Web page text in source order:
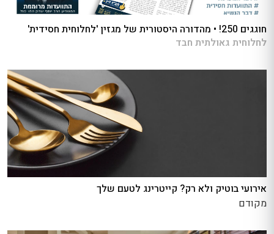
חוגגים 250! • מהדורה היסטורית של מגזין 'לחלוחית חסידית'
לחלוחית גאולתית חבד
אירועי בוטיק ולא רק? קייטרינג לטעם שלך
מקודם